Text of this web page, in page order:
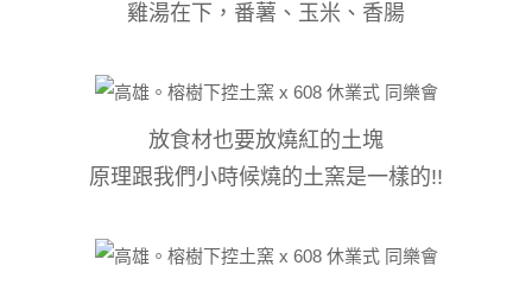
雞湯在下，番薯、玉米、香腸
放食材也要放燒紅的土塊
原理跟我們小時候燒的土窯是一樣的!!